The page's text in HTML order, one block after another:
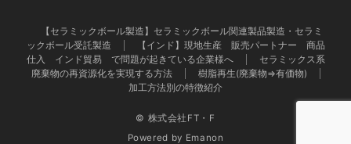
【セラミックボール製造】セラミックボール関連製品製造・セラミ
ックボール受託製造
【インド】現地生産 販売パートナー 商品
仕入 インド貿易 で問題が起きている企業様へ
セラミックス系
廃棄物の再資源化を実現する方法
樹脂再生(廃棄物⇒有価物)
加工方法別の特徴紹介
© 株式会社FT・F
Powered by Emanon